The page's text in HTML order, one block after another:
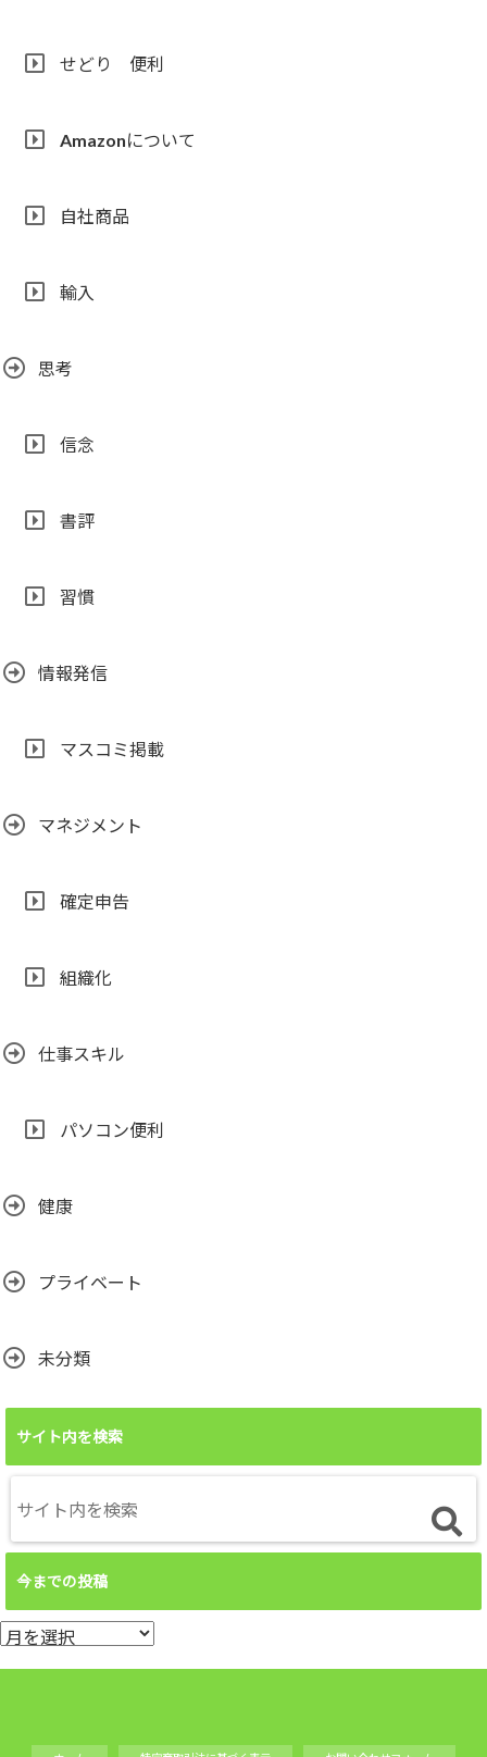
せどり 便利
Amazonについて
自社商品
輸入
思考
信念
書評
習慣
情報発信
マスコミ掲載
マネジメント
確定申告
組織化
仕事スキル
パソコン便利
健康
プライベート
未分類
サイト内を検索
今までの投稿
今